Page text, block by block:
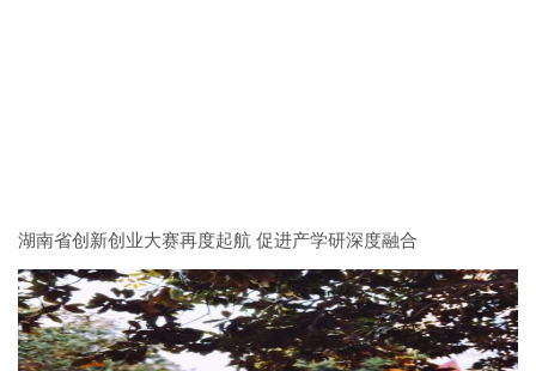
湖南省创新创业大赛再度起航 促进产学研深度融合